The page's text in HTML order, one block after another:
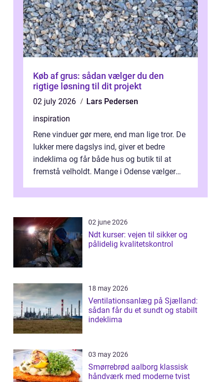
Køb af grus: sådan vælger du den
rigtige løsning til dit projekt
02 july 2026
Lars Pedersen
inspiration
Rene vinduer gør mere, end man lige tror. De
lukker mere dagslys ind, giver et bedre
indeklima og får både hus og butik til at
fremstå velholdt. Mange i Odense vælger
02 june 2026
Ndt kurser: vejen til sikker og
pålidelig kvalitetskontrol
18 may 2026
Ventilationsanlæg på Sjælland:
sådan får du et sundt og stabilt
indeklima
03 may 2026
Smørrebrød aalborg klassisk
håndværk med moderne tvist